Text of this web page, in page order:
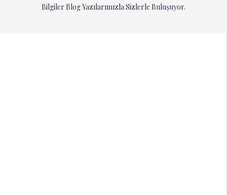
Bilgiler Blog Yazılarımızla Sizlerle Buluşuyor.